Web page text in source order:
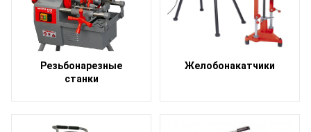
Резьбонарезные
станки
Желобонакатчики